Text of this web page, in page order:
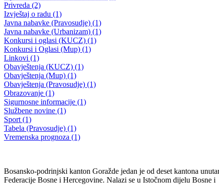
okoline u Vladi BPK Goražde
28.10.2013